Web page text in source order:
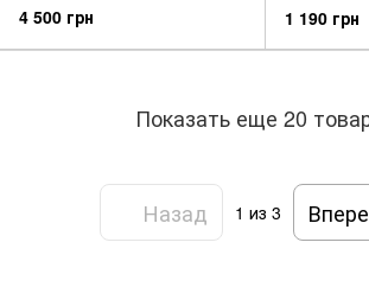
4 500 грн 1 190 грн
Показать еще 20
Назад 1 из 3